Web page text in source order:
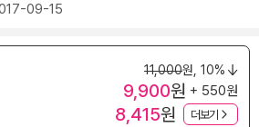
09-15
11,000원, 10%
9,900원 + 550원
8,415원 더보기